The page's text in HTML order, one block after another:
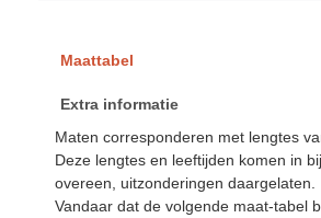
Maattabel
Extra informatie
Maten corresponderen met lengtes
Deze lengtes en leeftijden komen in
overeen, uitzonderingen daargelaten.
Vandaar dat de volgende maat-tabel